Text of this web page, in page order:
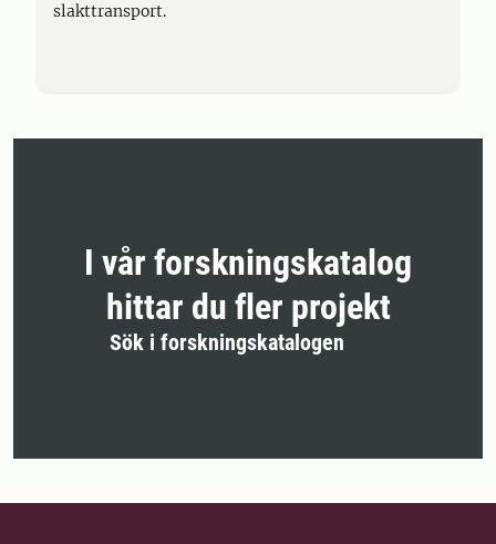
slakttransport.
I vår forskningskatalog
hittar du fler projekt
Sök i forskningskatalogen